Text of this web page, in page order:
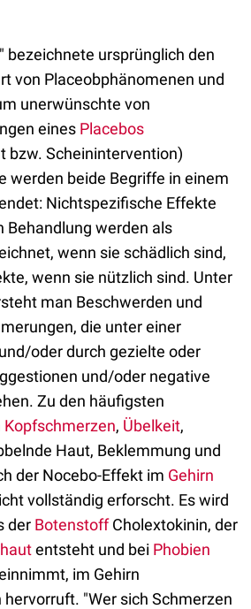
bezeichnete ursprünglich den
von Placeobphänomenen und
unerwünschte von
eines Placebos
bzw. Scheinintervention)
werden beide Begriffe in einem
Nichtspezifische Effekte
Behandlung werden als
wenn sie schädlich sind,
wenn sie nützlich sind. Unter
man Beschwerden und
die unter einer
oder durch gezielte oder
und/oder negative
Zu den häufigsten
Kopfschmerzen, Übelkeit,
Haut, Beklemmung und
der Nocebo-Effekt im Gehirn
vollständig erforscht. Es wird
der BotenstoffCholextokinin, der
entsteht und bei Phobien
im Gehirn
"Wer sich Schmerzen